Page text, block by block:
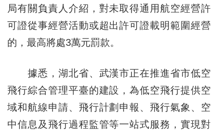
局有關負責人介紹，對未取得通用航空經營許
可證從事經營活動或超出許可證載明範圍經營
的，最高將處3萬元罰款。
據悉，湖北省、武漢市正在推進省市低空
飛行綜合管理平臺的建設，為低空飛行提供空
域和航線申請、飛行計劃申報、飛行氣象、空
中信息及飛行過程監管等一站式服務，實現對